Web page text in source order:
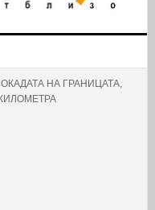
НА ГРАНИЦАТА,